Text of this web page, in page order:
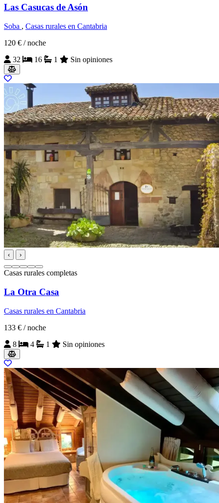
Las Casucas de Asón
Soba , Casas rurales en Cantabria
120 € / noche
32
16 1 Sin opiniones
‹ ›
Casas rurales completas
La Otra Casa
Casas rurales en Cantabria
133 € / noche
8
4 1 Sin opiniones